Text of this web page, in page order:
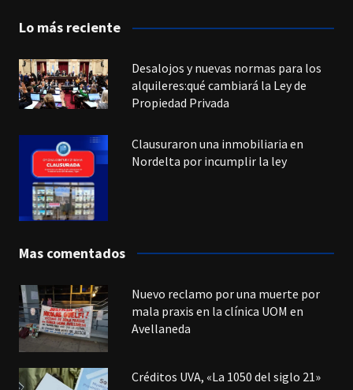
Lo más reciente
Desalojos y nuevas normas para los
alquileres:qué cambiará la Ley de
Propiedad Privada
Clausuraron una inmobiliaria en
Nordelta por incumplir la ley
Mas comentados
Nuevo reclamo por una muerte por
mala praxis en la clínica UOM en
Avellaneda
Créditos UVA, «La 1050 del siglo 21»